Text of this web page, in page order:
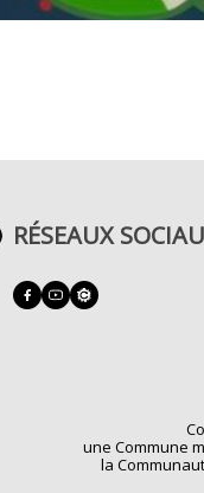
RÉSEAUX
une Commune
la